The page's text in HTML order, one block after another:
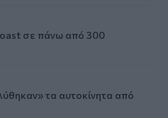
σε πάνω από 300
τα αυτοκίνητα από